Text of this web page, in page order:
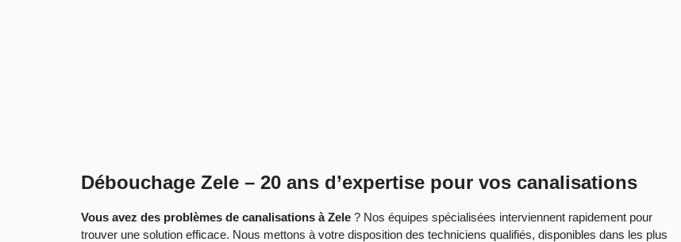
Débouchage Zele – 20 ans d’expertise pour vos canalisations
Vous avez des problèmes de canalisations à Zele ? Nos équipes spécialisées interviennent rapidement pour
trouver une solution efficace. Nous mettons à votre disposition des techniciens qualifiés, disponibles dans les plus